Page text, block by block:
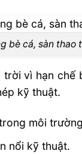
bè cá, sàn thao
vì hạn chế
kỹ thuật.
môi
nổi kỹ thuật.